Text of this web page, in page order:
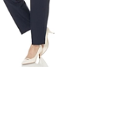
ピンク
ブルー